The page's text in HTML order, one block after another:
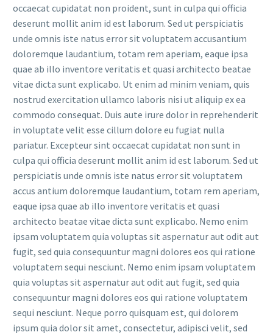
occaecat cupidatat non proident, sunt in culpa qui officia
deserunt mollit anim id est laborum. Sed ut perspiciatis
unde omnis iste natus error sit voluptatem accusantium
doloremque laudantium, totam rem aperiam, eaque ipsa
quae ab illo inventore veritatis et quasi architecto beatae
vitae dicta sunt explicabo. Ut enim ad minim veniam, quis
nostrud exercitation ullamco laboris nisi ut aliquip ex ea
commodo consequat. Duis aute irure dolor in reprehenderit
in voluptate velit esse cillum dolore eu fugiat nulla
pariatur. Excepteur sint occaecat cupidatat non sunt in
culpa qui officia deserunt mollit anim id est laborum. Sed ut
perspiciatis unde omnis iste natus error sit voluptatem
accus antium doloremque laudantium, totam rem aperiam,
eaque ipsa quae ab illo inventore veritatis et quasi
architecto beatae vitae dicta sunt explicabo. Nemo enim
ipsam voluptatem quia voluptas sit aspernatur aut odit aut
fugit, sed quia consequuntur magni dolores eos qui ratione
voluptatem sequi nesciunt. Nemo enim ipsam voluptatem
quia voluptas sit aspernatur aut odit aut fugit, sed quia
consequuntur magni dolores eos qui ratione voluptatem
sequi nesciunt. Neque porro quisquam est, qui dolorem
ipsum quia dolor sit amet, consectetur, adipisci velit, sed